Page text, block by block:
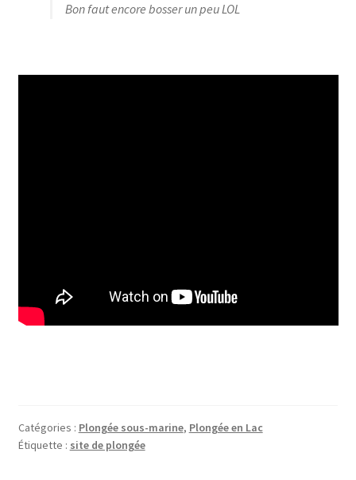
Bon faut encore bosser un peu LOL
Catégories : Plongée sous-marine, Plongée en Lac
Étiquette : site de plongée